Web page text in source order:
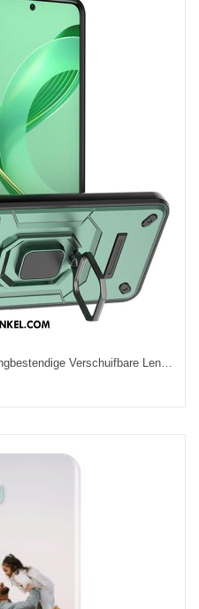
Hoesje Huawei Nova 12 Se 4g Ringbestendige Verschuifbare Lensbeschermer Bescherming Hoesje